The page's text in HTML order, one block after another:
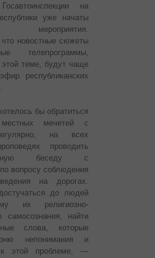
на
уже начаты
мероприятия.
что новостные сюжеты
телепрограммы,
теме, будут чаще
республиканских
бы обратиться
мечетей с
на всех
проводить
беседу с
вопросу соблюдения
на дорогах.
до людей
их религиозно-
самосознания, найти
слова, которые
непонимания и
к этой проблеме, —